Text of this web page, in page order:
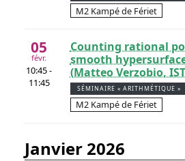
M2 Kampé de Fériet
05
févr.
10:45 -
11:45
Counting rational
smooth
(Matteo Verzobio,
SÉMINAIRE « ARITHMÉTIQUE »
M2 Kampé de Fériet
janvier 2026